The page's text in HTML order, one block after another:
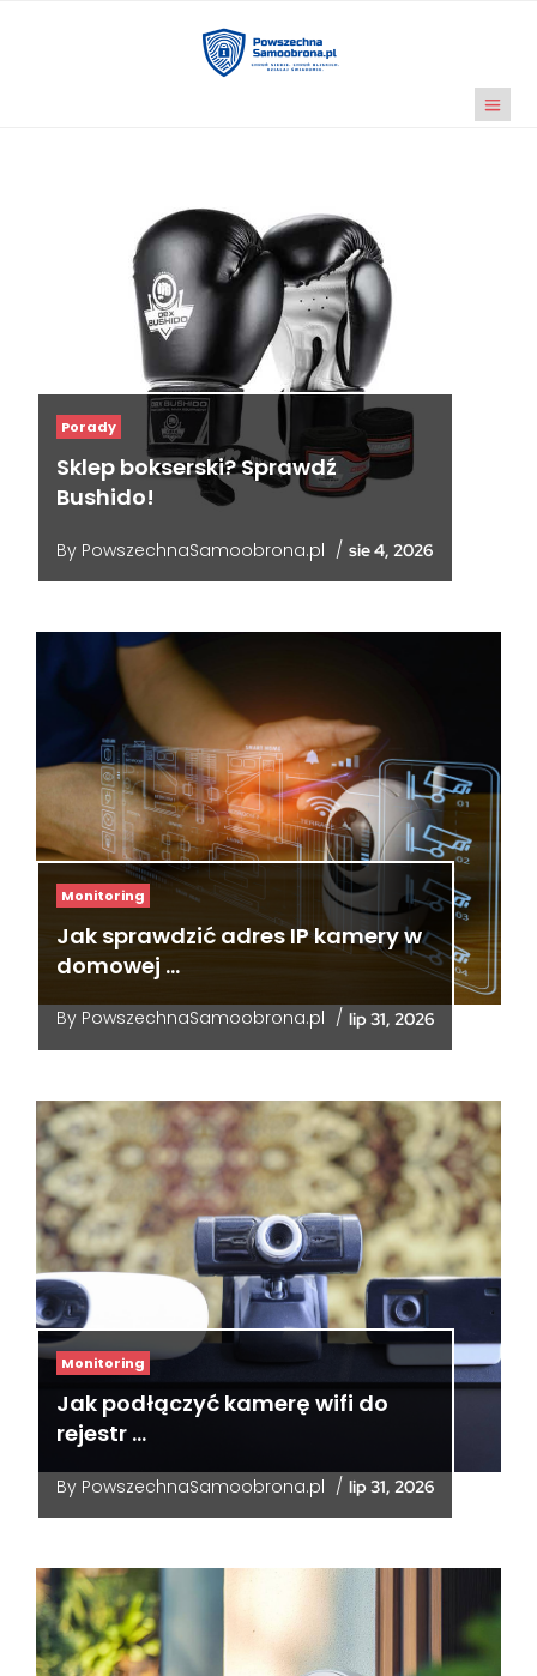
Porady
Sklep bokserski? Sprawdź
Bushido!
By PowszechnaSamoobrona.pl / sie 4, 2026
Monitoring
Jak sprawdzić adres IP kamery w
domowej …
By PowszechnaSamoobrona.pl / lip 31, 2026
Monitoring
Jak podłączyć kamerę wifi do
rejestr …
By PowszechnaSamoobrona.pl / lip 31, 2026